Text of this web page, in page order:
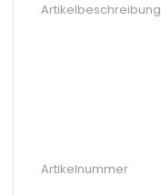
Artikelbeschreibung
Artikelnummer